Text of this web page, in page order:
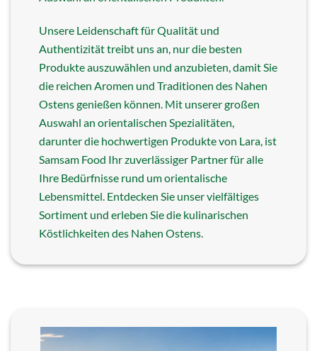
Unsere Leidenschaft für Qualität und
Authentizität treibt uns an, nur die besten
Produkte auszuwählen und anzubieten, damit Sie
die reichen Aromen und Traditionen des Nahen
Ostens genießen können. Mit unserer großen
Auswahl an orientalischen Spezialitäten,
darunter die hochwertigen Produkte von Lara, ist
Samsam Food Ihr zuverlässiger Partner für alle
Ihre Bedürfnisse rund um orientalische
Lebensmittel. Entdecken Sie unser vielfältiges
Sortiment und erleben Sie die kulinarischen
Köstlichkeiten des Nahen Ostens.